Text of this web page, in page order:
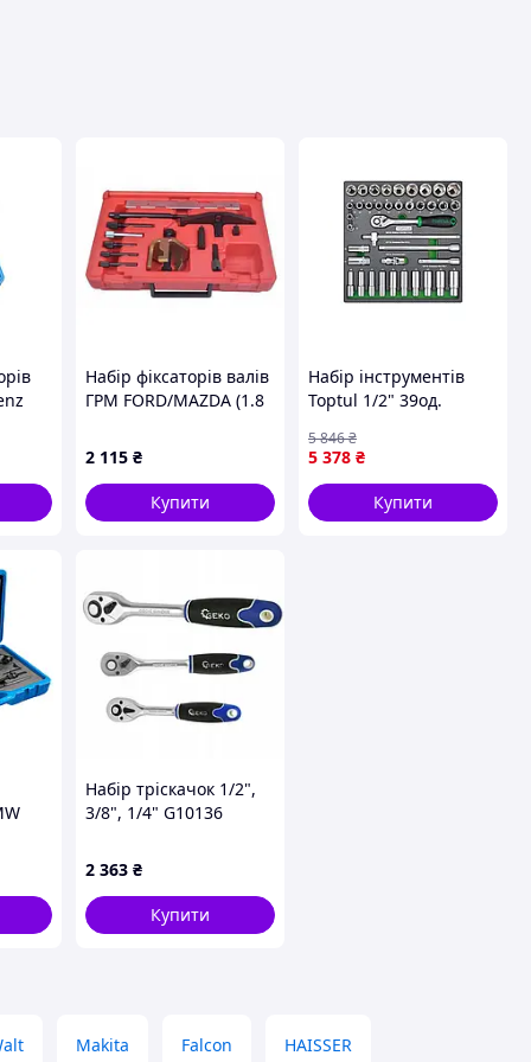
Набір фіксаторів валів
ГРМ FORD/MAZDA (1.8
KB01676
2 115 ₴
Купити
Набір інструментів
Toptul 1/2" 39од.
Доступний
5 378 ₴
5 846₴
Купити
Набір тріскачок 1/2",
3/8", 1/4" G10136
2 363 ₴
Купити
Makita Falcon HAISSER